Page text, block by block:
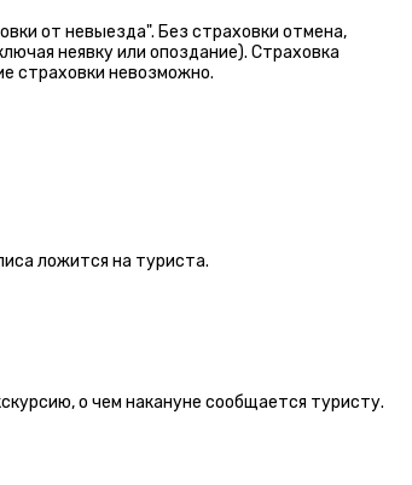
от невыезда". Без страховки отмена,
неявку или опоздание). Страховка
страховки невозможно.
ложится на туриста.
о чем накануне сообщается туристу.